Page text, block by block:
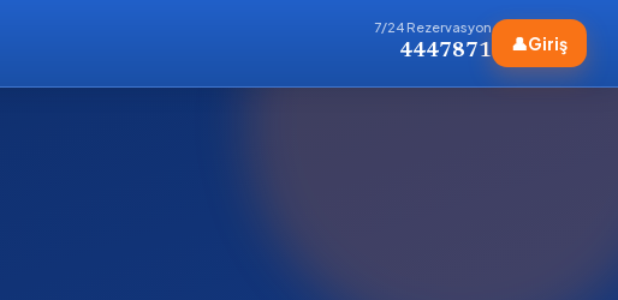
7/24 Rezervasyon
4447871 👤Giriş